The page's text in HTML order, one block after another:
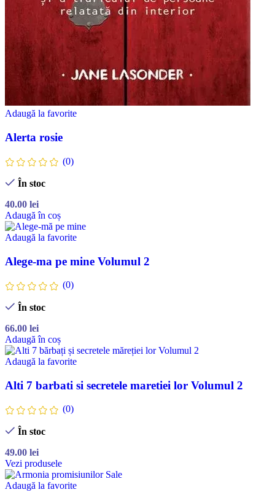
Adaugă la favorite
Alerta rosie
(0)
În stoc
40.00 lei
Adaugă în coș
Adaugă la favorite
Alege-ma pe mine Volumul 2
(0)
În stoc
66.00 lei
Adaugă în coș
Adaugă la favorite
Alti 7 barbati si secretele maretiei lor Volumul 2
(0)
În stoc
49.00 lei
Vezi produsele
Adaugă la favorite